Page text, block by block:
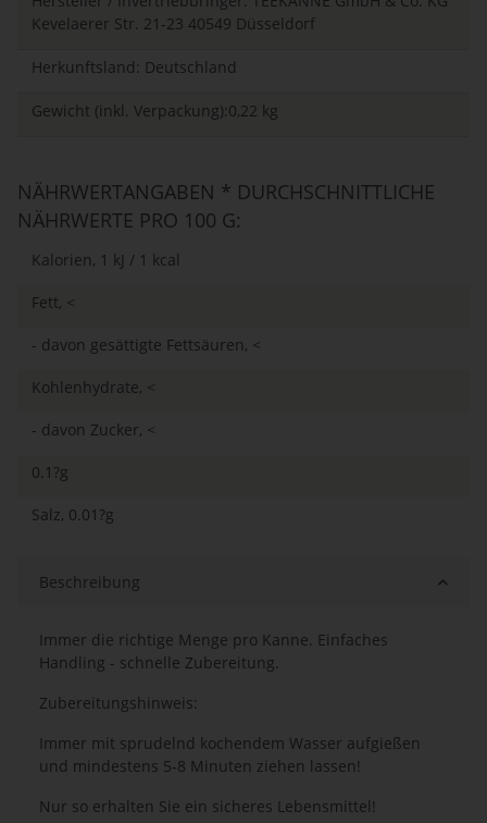
Kevelaerer Str. 21-23 40549 Düsseldorf
Herkunftsland: Deutschland
Gewicht (inkl. Verpackung):0,22 kg
NÄHRWERTANGABEN * DURCHSCHNITTLICHE
NÄHRWERTE PRO 100 G:
Kalorien, 1 kJ / 1 kcal
Fett, <
- davon gesättigte Fettsäuren, <
Kohlenhydrate, <
- davon Zucker, <
0.1?g
Salz, 0.01?g
Beschreibung
Immer die richtige Menge pro Kanne. Einfaches
Handling - schnelle Zubereitung.
Zubereitungshinweis:
Immer mit sprudelnd kochendem Wasser aufgießen
und mindestens 5-8 Minuten ziehen lassen!
Nur so erhalten Sie ein sicheres Lebensmittel!